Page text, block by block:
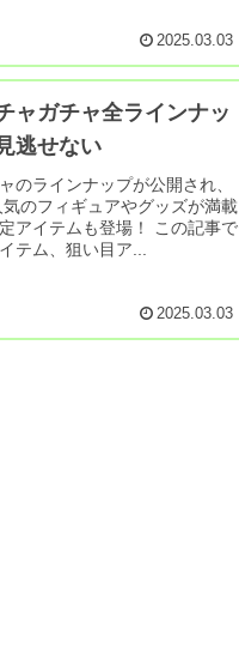
2025.03.03
ャガチャ全ラインナッ
逃せない
のラインナップが公開され、
のフィギュアやグッズが満載
アイテムも登場！ この記事で
テム、狙い目ア...
2025.03.03